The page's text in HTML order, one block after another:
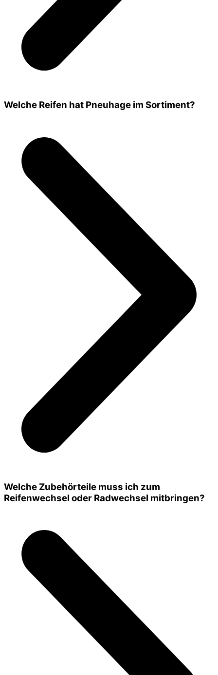
Welche Reifen hat Pneuhage im Sortiment?
Welche Zubehörteile muss ich zum
Reifenwechsel oder Radwechsel mitbringen?